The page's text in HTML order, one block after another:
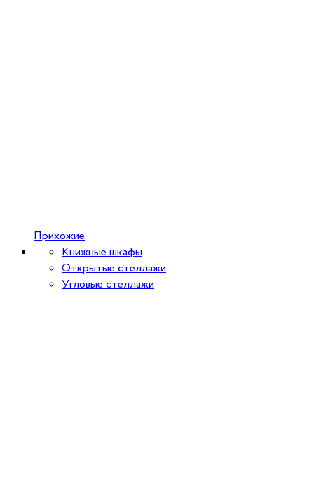
Прихожие
Книжные шкафы
Открытые стеллажи
Угловые стеллажи